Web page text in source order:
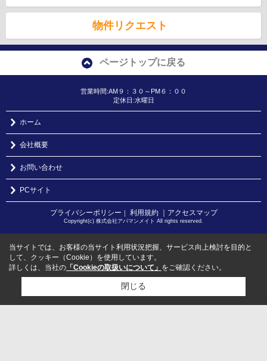
物件リクエスト
ページトップに戻る
営業時間:AM９：３０～PM６：００
定休日:水曜日
ホーム
会社概要
お問い合わせ
PCサイト
プライバシーポリシー ｜ 利用規約 ｜アクセスマップ
Copyright(c) 株式会社アパマンメイト All rights reserved.
当サイトでは、お客様の当サイト利用状況把握、サービス向上検討を目的と
して、クッキー（Cookie）を使用しています。
詳しくは、当社の 「Cookieの取扱いについて」 をご確認ください。
閉じる